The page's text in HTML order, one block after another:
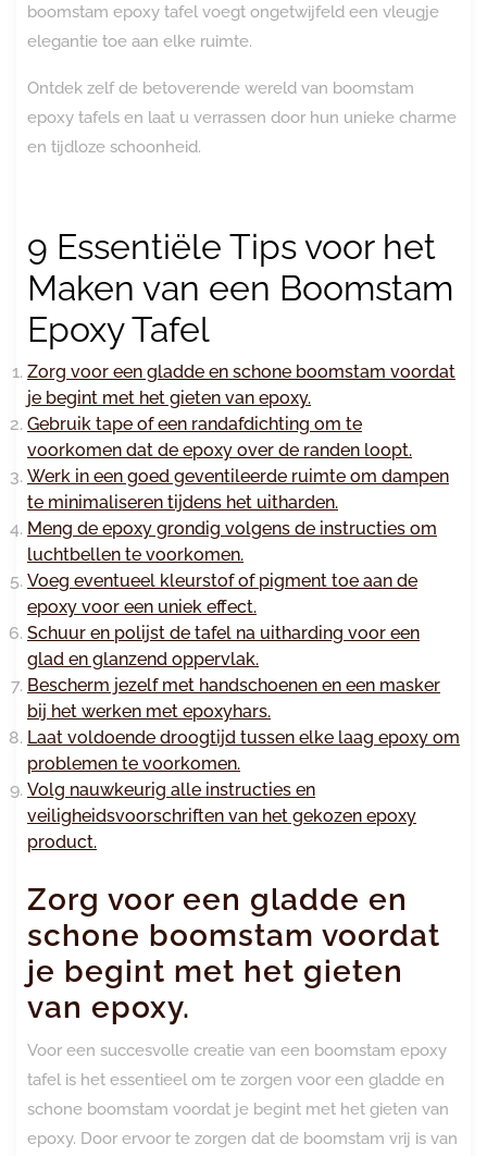
boomstam epoxy tafel voegt ongetwijfeld een vleugje
elegantie toe aan elke ruimte.
Ontdek zelf de betoverende wereld van boomstam
epoxy tafels en laat u verrassen door hun unieke charme
en tijdloze schoonheid.
9 Essentiële Tips voor het
Maken van een Boomstam
Epoxy Tafel
Zorg voor een gladde en schone boomstam voordat
je begint met het gieten van epoxy.
Gebruik tape of een randafdichting om te
voorkomen dat de epoxy over de randen loopt.
Werk in een goed geventileerde ruimte om dampen
te minimaliseren tijdens het uitharden.
Meng de epoxy grondig volgens de instructies om
luchtbellen te voorkomen.
Voeg eventueel kleurstof of pigment toe aan de
epoxy voor een uniek effect.
Schuur en polijst de tafel na uitharding voor een
glad en glanzend oppervlak.
Bescherm jezelf met handschoenen en een masker
bij het werken met epoxyhars.
Laat voldoende droogtijd tussen elke laag epoxy om
problemen te voorkomen.
Volg nauwkeurig alle instructies en
veiligheidsvoorschriften van het gekozen epoxy
product.
Zorg voor een gladde en
schone boomstam voordat
je begint met het gieten
van epoxy.
Voor een succesvolle creatie van een boomstam epoxy
tafel is het essentieel om te zorgen voor een gladde en
schone boomstam voordat je begint met het gieten van
epoxy. Door ervoor te zorgen dat de boomstam vrij is van